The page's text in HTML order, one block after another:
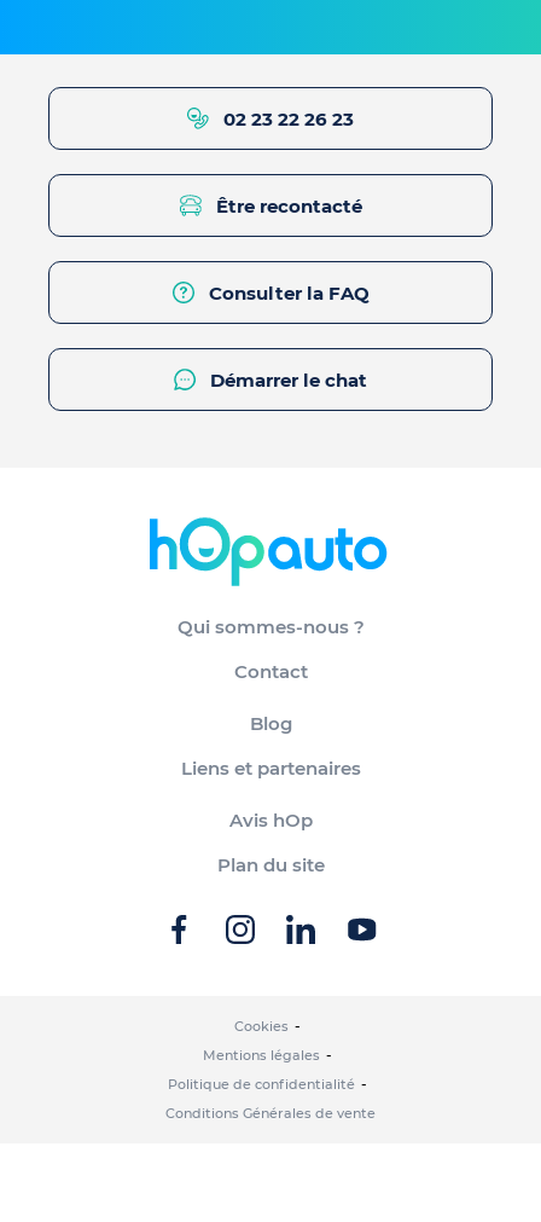
02 23 22 26 23
Être recontacté
Consulter la FAQ
Démarrer le chat
Qui sommes-nous ?
Contact
Blog
Liens et partenaires
Avis hOp
Plan du site
Cookies
Mentions légales
Politique de confidentialité
Conditions Générales de vente